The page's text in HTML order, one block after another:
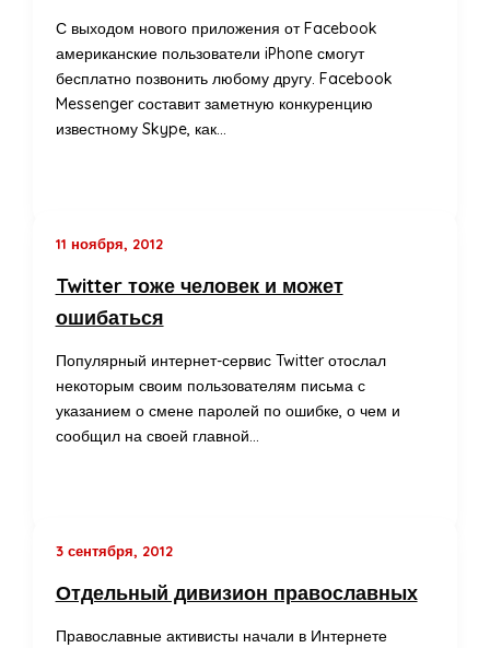
С выходом нового приложения от Facebook
американские пользователи iPhone смогут
бесплатно позвонить любому другу. Facebook
Messenger составит заметную конкуренцию
известному Skype, как…
11 ноября, 2012
Twitter тоже человек и может
ошибаться
Популярный интернет-сервис Twitter отослал
некоторым своим пользователям письма с
указанием о смене паролей по ошибке, о чем и
сообщил на своей главной…
3 сентября, 2012
Отдельный дивизион православных
Православные активисты начали в Интернете